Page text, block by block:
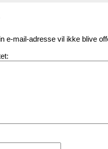
e-mail-adresse vil ikke blive